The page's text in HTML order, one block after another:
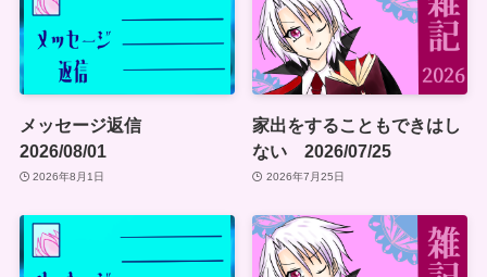
メッセージ返信
2026/08/01
2026年8月1日
家出をすることもできはし
ない 2026/07/25
2026年7月25日